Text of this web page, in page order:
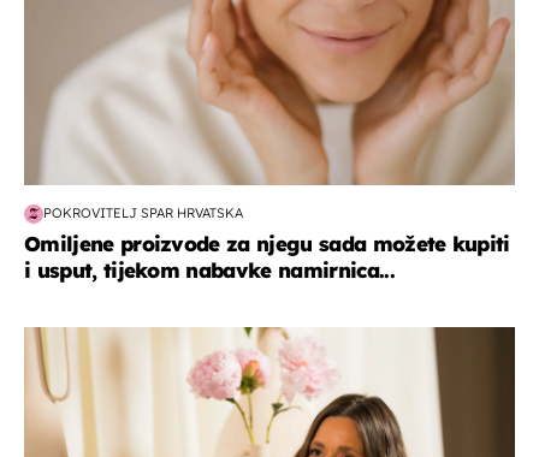
POKROVITELJ SPAR HRVATSKA
Omiljene proizvode za njegu sada možete kupiti
i usput, tijekom nabavke namirnica...
moda & ljepota